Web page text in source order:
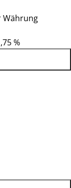
Währung
%